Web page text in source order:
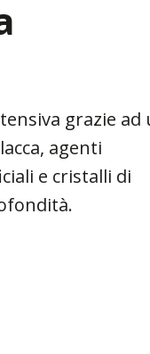
grazie ad
agenti
e cristalli di